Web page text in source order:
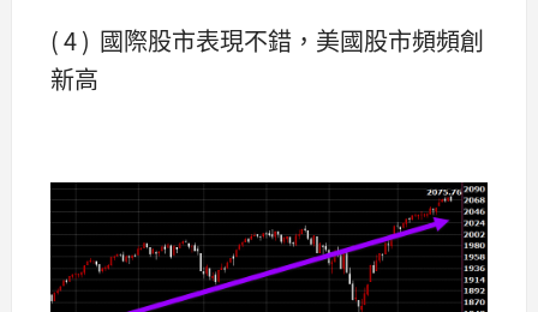
( 4 ) 國際股市表現不錯，美國股市頻頻創
新高